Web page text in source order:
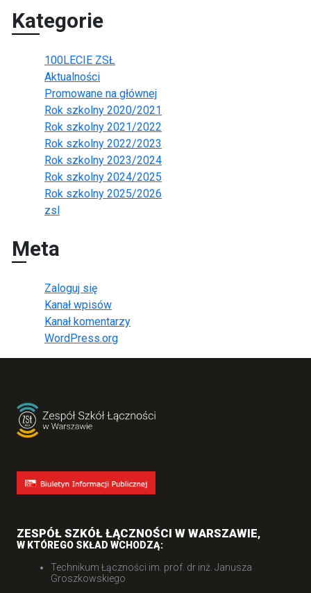
Kategorie
100LECIE ZSŁ
Aktualności
Promowane na głównej
Rok szkolny 2020/2021
Rok szkolny 2021/2022
Rok szkolny 2022/2023
Rok szkolny 2023/2024
Rok szkolny 2024/2025
Rok szkolny 2025/2026
zsl
Meta
Zaloguj się
Kanał wpisów
Kanał komentarzy
WordPress.org
ZESPÓŁ SZKÓŁ ŁĄCZNOŚCI W WARSZAWIE,
W KTÓREGO SKŁAD WCHODZĄ:
Technikum Łączności im. prof. dr inż. Janusza
Groszkowskiego